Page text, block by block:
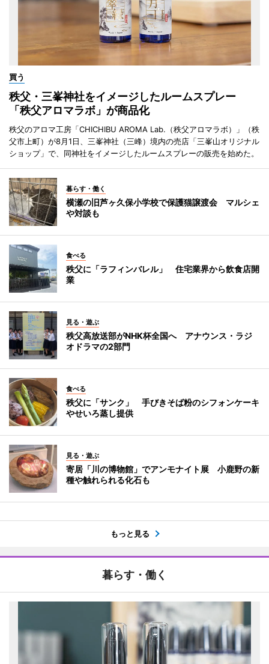
買う
秩父・三峯神社をイメージしたルームスプレー
「秩父アロマラボ」が商品化
秩父のアロマ工房「CHICHIBU AROMA Lab.（秩父アロマラボ）」（秩
父市上町）が8月1日、三峯神社（三峰）境内の売店「三峯山オリジナル
ショップ」で、同神社をイメージしたルームスプレーの販売を始めた。
暮らす・働く
横瀬の旧芦ヶ久保小学校で保護猫譲渡会 マルシェ
や対談も
食べる
秩父に「ラフィンバレル」 住宅業界から飲食店開
業
見る・遊ぶ
秩父高放送部がNHK杯全国へ アナウンス・ラジ
オドラマの2部門
食べる
秩父に「サンク」 手びきそば粉のシフォンケーキ
やせいろ蒸し提供
見る・遊ぶ
寄居「川の博物館」でアンモナイト展 小鹿野の新
種や触れられる化石も
もっと見る
暮らす・働く